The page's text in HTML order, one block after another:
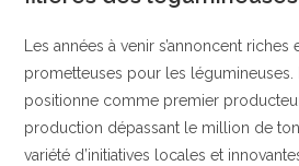
Les années à venir s’annoncent
prometteuses pour les légumineuses.
positionne comme premier
production dépassant le million de
variété d’initiatives locales et